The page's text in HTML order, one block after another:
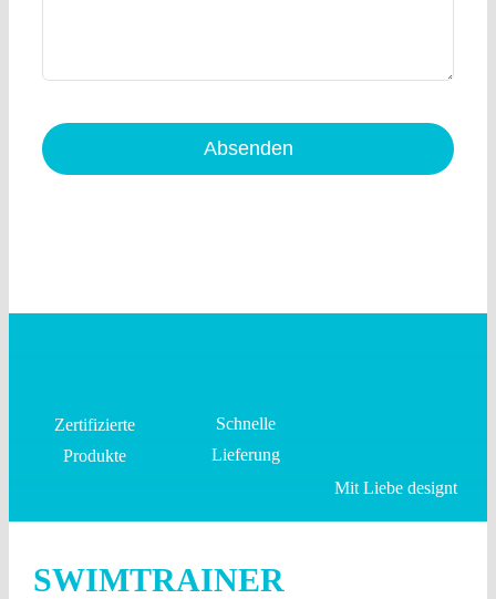
Absenden
Zertifizierte
Produkte
Schnelle
Lieferung
Mit Liebe designt
SWIMTRAINER